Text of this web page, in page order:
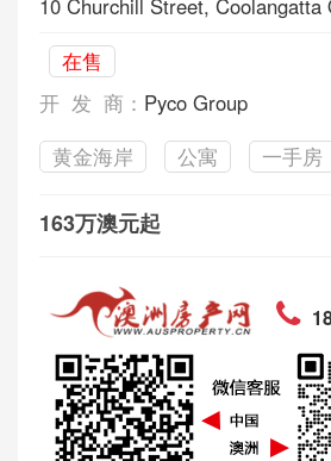
10 Churchill Street, Coolangatta
在售
开 发 商： Pyco Group
黄金海岸
公寓 一手房
163万澳元起